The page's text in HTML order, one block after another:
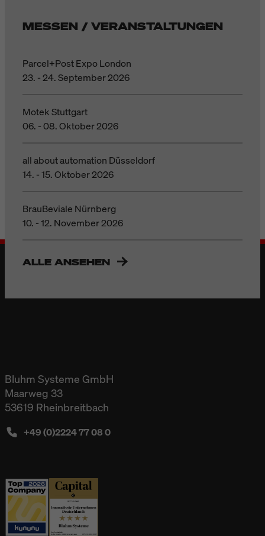
MESSEN / VERANSTALTUNGEN
Parcel+Post Expo London
23. - 24. September 2026
Motek Stuttgart
06. - 08. Oktober 2026
all about automation Düsseldorf
14. - 15. Oktober 2026
BrauBeviale Nürnberg
10. - 12. November 2026
ALLE ANSEHEN
Bluhm Systeme GmbH
Maarweg 33
53619 Rheinbreitbach
+49 (0)2224 77 08 0